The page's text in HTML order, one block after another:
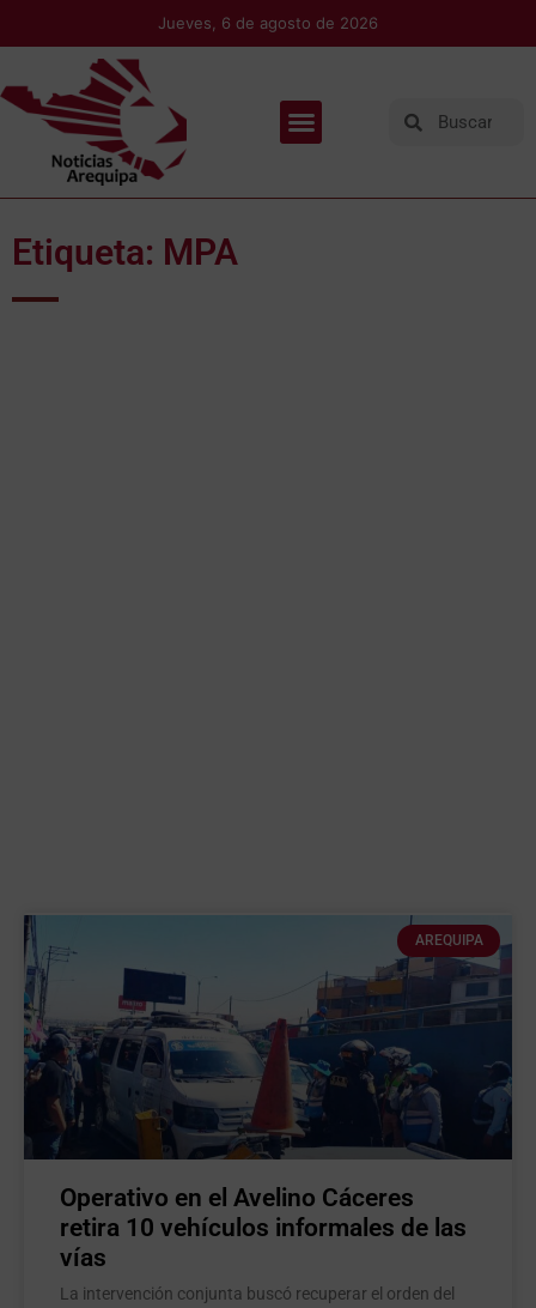
Jueves, 6 de agosto de 2026
Etiqueta: MPA
AREQUIPA
Operativo en el Avelino Cáceres
retira 10 vehículos informales de las
vías
La intervención conjunta buscó recuperar el orden del